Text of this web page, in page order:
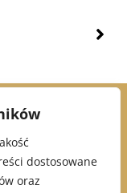
dostosowane
oraz